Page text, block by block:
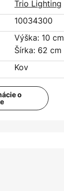
Trio Lighting
10034300
Výška: 10 cm
Šírka: 62 cm
Kov
o